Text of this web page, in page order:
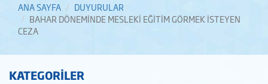
ANA SAYFA
DUYURULAR
BAHAR DÖNEMİNDE MESLEKİ EĞİTİM GÖRMEK İSTEYEN
CEZA
KATEGORİLER